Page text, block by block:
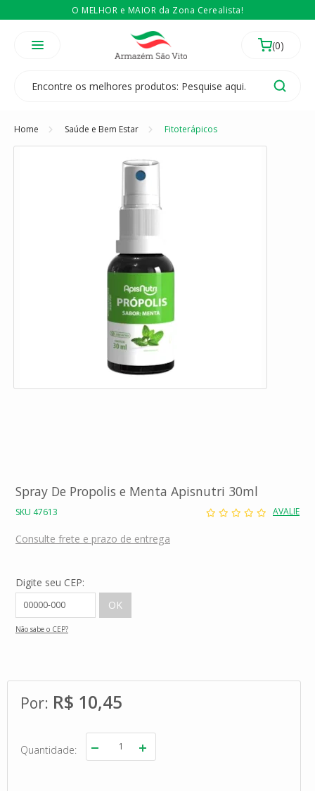
O MELHOR e MAIOR da Zona Cerealista!
Temos 3 lojas físicas na Zona Cerealista de São Paulo!
É revendedor? EntãoCompre no atacado
Home Saúde e Bem Estar Fitoterápicos
Spray De Propolis e Menta Apisnutri 30ml
SKU 47613 AVALIE
Consulte frete e prazo de entrega
Digite seu CEP:
Não sabe o CEP?
R$ 10,45
Quantidade